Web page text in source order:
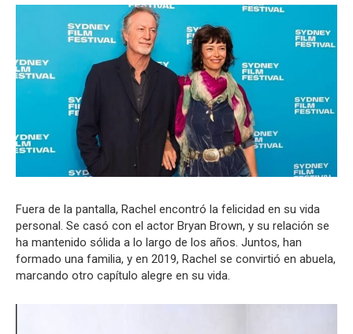
Fuera de la pantalla, Rachel encontró la felicidad en su vida
personal. Se casó con el actor Bryan Brown, y su relación se
ha mantenido sólida a lo largo de los años. Juntos, han
formado una familia, y en 2019, Rachel se convirtió en abuela,
marcando otro capítulo alegre en su vida.